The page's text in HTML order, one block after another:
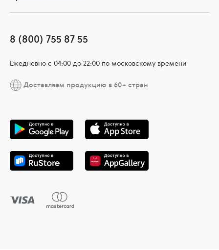
8 (800) 755 87 55
Ежедневно c 04:00 до 22:00 по московскому времени
Доставляем продукцию в 60+ стран